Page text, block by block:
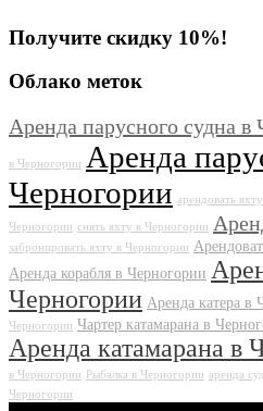
Получите скидку 10%!
Облако меток
Аренда парусного судна в
в Черногории
Аренда
Черногории арендовать
Черногории снять яхту в Черногории
забронировать яхту в Черногории
Аренда корабля в Черногории
Черногории Аренда катера в
Черногории Чартер катамарана в
Аренда катамарана в
в Черногории
Рыбалка в Черногории аренда
Черногории